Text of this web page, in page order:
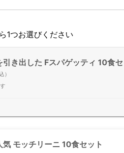
1つお選びください
き出した Fスパゲッティ 10食
）
モッチリーニ 10食セット